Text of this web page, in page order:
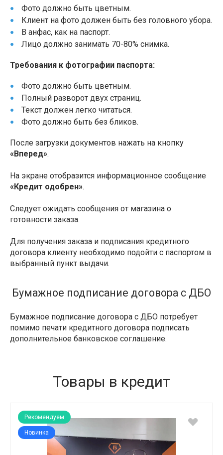
Фото должно быть цветным.
Клиент на фото должен быть без головного убора.
В анфас, как на паспорт.
Лицо должно занимать 70-80% снимка.
Требования к фотографии паспорта:
Фото должно быть цветным.
Полный разворот двух страниц.
Текст должен легко читаться.
Фото должно быть без бликов.
После загрузки документов нажать на кнопку
«Вперед».
На экране отобразится информационное сообщение
«Кредит одобрен».
Следует ожидать сообщения от магазина о
готовности заказа.
Для получения заказа и подписания кредитного
договора клиенту необходимо подойти с паспортом в
выбранный пункт выдачи.
Бумажное подписание договора с ДБО
Бумажное подписание договора с ДБО потребует
помимо печати кредитного договора подписать
дополнительное банковское соглашение.
Товары в кредит
Рекомендуем
Новинка